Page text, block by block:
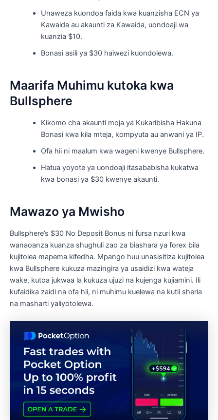
Unaweza kuondoa faida kwa kuanzisha ECN ya
Kawaida au akaunti za Kawaida, uondoaji wa
kuanzia $10.
Bonasi asili ya $30 haiwezi kuondolewa.
Maarifa Muhimu kutoka kwa
Bullsphere
Kikomo cha akaunti moja ya Kukaribisha Hakuna
Bonasi kwa kila mteja, kompyuta au anwani ya IP.
Ofa hii ni maalum kwa wageni kwenye Bullsphere.
Hatua yoyote ya uondoaji itasababisha kukatwa
kwa bonasi ya $30 kwenye akaunti.
Mawazo ya Mwisho
Bullsphere’s $30 No Deposit Bonus ni fursa nzuri kwa
wanaoanza kuanza shughuli zao za biashara ya forex bila
kujitolea mapema kifedha. Mpango huu unasisitiza kujitolea
kwa Bullsphere kukuza mazingira ya usaidizi kwa wateja
wake, kutoa jukwaa la kukuza ujuzi na kujenga kujiamini. Ili
kufaidika zaidi na ofa hii, ni muhimu kuelewa na kutii sheria
na masharti yaliyotolewa.